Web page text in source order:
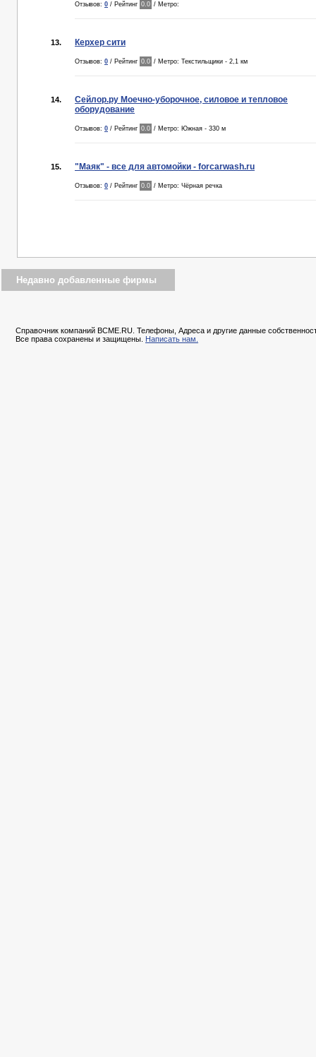
Отзывов: 0 / Рейтинг 0.0 / Метро:
13. Керхер сити
Отзывов: 0 / Рейтинг 0.0 / Метро: Текстильщики - 2,1 км
14.
Сейлор.ру Моечно-уборочное, силовое и тепловое
оборудование
Отзывов: 0 / Рейтинг 0.0 / Метро: Южная - 330 м
15. "Маяк" - все для автомойки - forcarwash.ru
Отзывов: 0 / Рейтинг 0.0 / Метро: Чёрная речка
Недавно добавленные фирмы
Справочник компаний BCME.RU. Телефоны, Адреса и другие данные
Все права сохранены и защищены. Написать нам.